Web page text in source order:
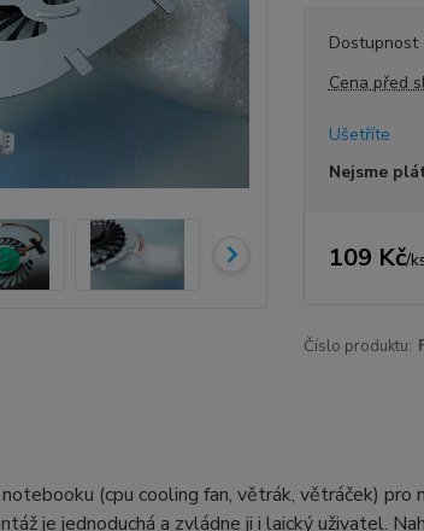
Dostupnost
Cena před
Ušetříte
Nejsme
109 Kč/
Číslo produktu:
(cpu cooling fan, větrák, větráček) pro
je jednoduchá a zvládne ji i laický uživatel.